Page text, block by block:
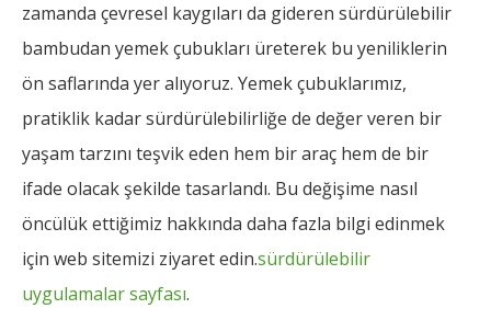
zamanda çevresel kaygıları da gideren sürdürülebilir
bambudan yemek çubukları üreterek bu yeniliklerin
ön saflarında yer alıyoruz. Yemek çubuklarımız,
pratiklik kadar sürdürülebilirliğe de değer veren bir
yaşam tarzını teşvik eden hem bir araç hem de bir
ifade olacak şekilde tasarlandı. Bu değişime nasıl
öncülük ettiğimiz hakkında daha fazla bilgi edinmek
için web sitemizi ziyaret edin.sürdürülebilir
uygulamalar sayfası.